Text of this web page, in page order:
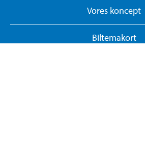
Vores koncept
Biltemakort